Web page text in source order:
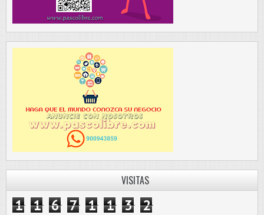
VISITAS
1 1 6 7 1 1 3 2